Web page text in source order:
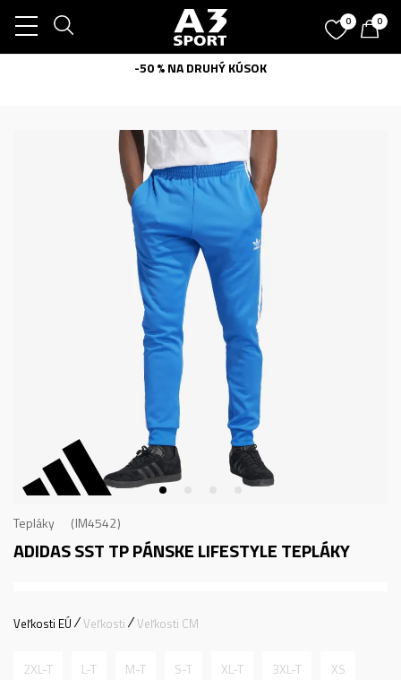
0 0
-50 % NA DRUHÝ KÚSOK
Tepláky IM4542
ADIDAS SST TPPÁNSKE LIFESTYLE TEPLÁKY
Veľkosti EÚ Veľkosti Veľkosti CM
2XL-T L-T M-T S-T XL-T 3XL-T XS